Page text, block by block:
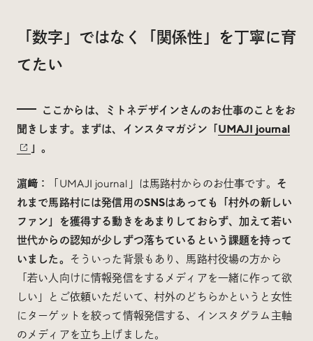
「数字」ではなく「関係性」を丁寧に育
てたい
ここからは、ミトネデザインさんのお仕事のことをお
聞きします。まずは、インスタマガジン「UMAJI journal
」。
濵﨑： 「UMAJI journal」は馬路村からのお仕事です。 そ
れまで馬路村には発信用のSNSはあっても「村外の新しい
ファン」を獲得する動きをあまりしておらず、加えて若い
世代からの認知が少しずつ落ちているという課題を持って
いました。
そういった背景もあり、馬路村役場の方から
「若い人向けに情報発信をするメディアを一緒に作って欲
しい」とご依頼いただいて、村外のどちらかというと女性
にターゲットを絞って情報発信する、インスタグラム主軸
のメディアを立ち上げました。